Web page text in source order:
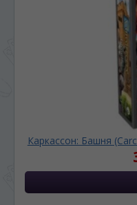
Каркассон: Башня